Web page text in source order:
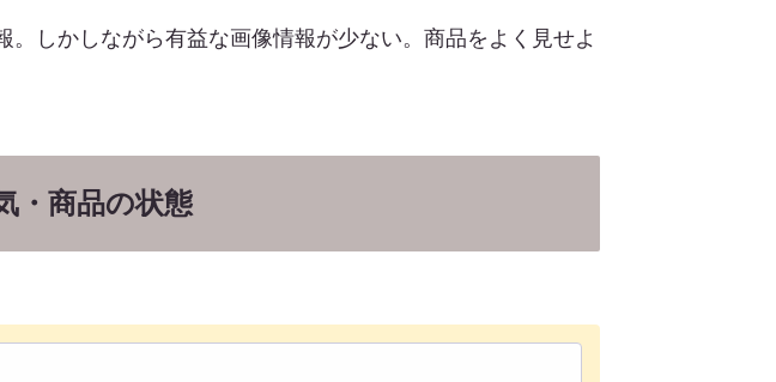
しかしながら有益な画像情報が少ない。商品をよく見せよ
・商品の状態